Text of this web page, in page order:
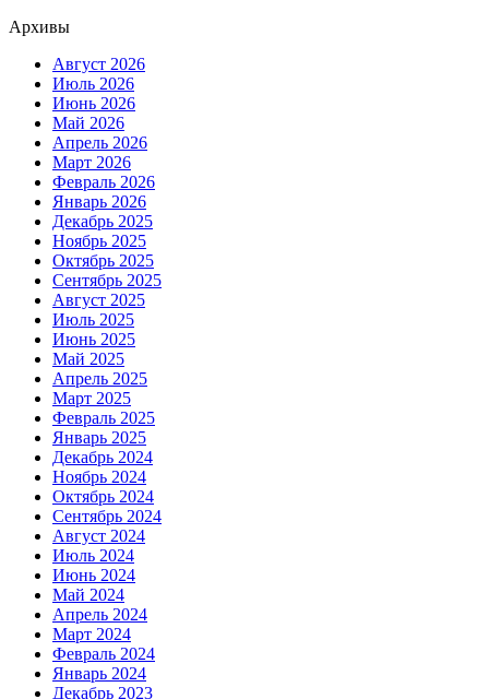
Архивы
Август 2026
Июль 2026
Июнь 2026
Май 2026
Апрель 2026
Март 2026
Февраль 2026
Январь 2026
Декабрь 2025
Ноябрь 2025
Октябрь 2025
Сентябрь 2025
Август 2025
Июль 2025
Июнь 2025
Май 2025
Апрель 2025
Март 2025
Февраль 2025
Январь 2025
Декабрь 2024
Ноябрь 2024
Октябрь 2024
Сентябрь 2024
Август 2024
Июль 2024
Июнь 2024
Май 2024
Апрель 2024
Март 2024
Февраль 2024
Январь 2024
Декабрь 2023